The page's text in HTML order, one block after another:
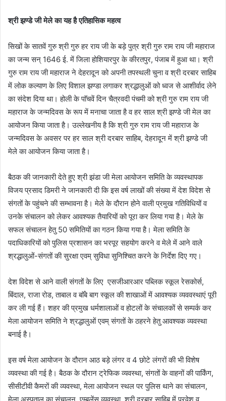
श्री झण्डे जी मेले का यह है एतिहासिक महत्व
सिखों के सातवें गुरु श्री गुरु हर राय जी के बड़े पुत्र श्री गुरु राम राय जी महाराज
का जन्म सन् 1646 ई. में जिला होशियारपुर के कीरतपुर, पंजाब में हुआ था। श्री
गुरु राम राय जी महाराज ने देहरादून को अपनी तपस्थली चुना व श्री दरबार साहिब
में लोक कल्याण के लिए विशाल झण्डा लगाकर श्रद्धालुओं को ध्वज से आशीर्वाद लेने
का संदेश दिया था। होली के पाॅचवें दिन चैत्रवदी पंचमी को श्री गुरु राम राय जी
महाराज के जन्मदिवस के रूप में मनाचा जाता है व हर साल श्री झण्डे जी मेल का
आयोजन किया जाता है। उल्लेखनीय है कि श्री गुरु राम राय जी महाराज के
जन्मदिवस के अवसर पर हर साल श्री दरबार साहिब, देहरादून में श्री झण्डे जी
मेले का आयोजन किया जाता है।
बैठक की जानकारी देते हुए श्री झंडा जी मेला आयोजन समिति के व्यवस्थापक
विजय प्रसाद डिमरी ने जानकारी दी कि इस वर्ष लाखों की संख्या में देश विदेश से
संगतों के पहुंचने की सम्भावना है। मेले के दौरान होने वाली प्रमुख गतिविधियों व
उनके संचालन को लेकर आवश्यक तैयारियों को पूरा कर लिया गया है। मेले के
सफल संचालन हेतु 50 समितियों का गठन किया गया है। मेला समिति के
पदाधिकारियों को पुलिस प्रशासन का भरपूर सहयोग करने व मेले में आने वाले
श्रद्धालुओं-संगतों की सुरक्षा एवम् सुविधा सुनिश्चित करने के निर्देश दिए गए।
देश विदेश से आने वाली संगतों के लिए एसजीआरआर पब्लिक स्कूल रेसकोर्स,
बिंदाल, राजा रोड, ताबाल व बाॅबे बाग स्कूल की शाखाओं में आवश्यक व्यववस्थाएं पूरी
कर ली गई हैं। शहर की प्रमुख धर्मशालाओं व होटलों के संचालकों से सम्पर्क कर
मेला आयोजन समिति ने श्रद्धालुओं एवम् संगतों के ठहरने हेतु आवश्यक व्यवस्था
बनाई है।
इस वर्ष मेला आयोजन के दौरान आठ बड़े लंगर व 4 छोटे लंगरों की भी विशेष
व्यवस्था की गई है। बैठक के दौरान ट्रेफिक व्यवस्था, संगतों के वाहनों की पार्किंग,
सीसीटीवी कैमरों की व्यवस्था, मेला आयोजन स्थल पर पुलिस थाने का संचालन,